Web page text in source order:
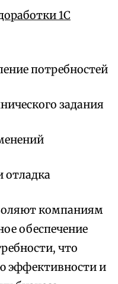
1С
потребностей
задания
отладка
компаниям
обеспечение
что
эффективности и